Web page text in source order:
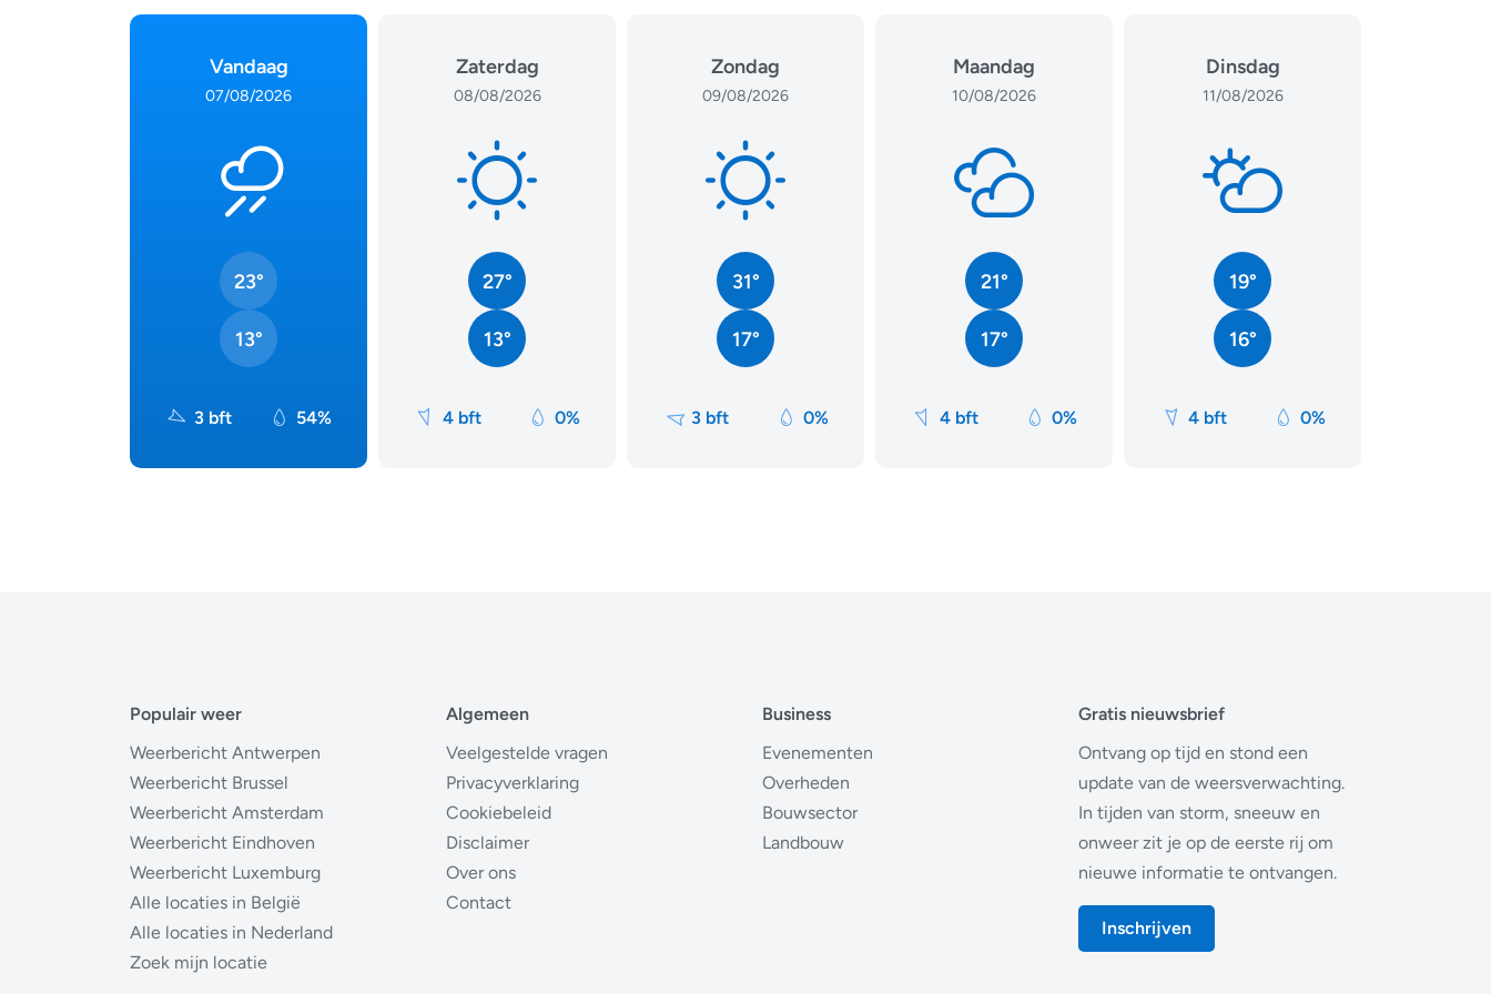
Vandaag
07/08/2026
23°
13°
3 bft 54%
Zaterdag
08/08/2026
27°
13°
4 bft 0%
Zondag
09/08/2026
31°
17°
3 bft 0%
Maandag
10/08/2026
21°
17°
4 bft 0%
Dinsdag
11/08/2026
19°
16°
4 bft 0%
Populair weer
Weerbericht Antwerpen
Weerbericht Brussel
Weerbericht Amsterdam
Weerbericht Eindhoven
Weerbericht Luxemburg
Alle locaties in België
Alle locaties in Nederland
Zoek mijn locatie
Algemeen
Veelgestelde vragen
Privacyverklaring
Cookiebeleid
Disclaimer
Over ons
Contact
Business
Evenementen
Overheden
Bouwsector
Landbouw
Gratis nieuwsbrief
Ontvang op tijd en stond een
update van de weersverwachting.
In tijden van storm, sneeuw en
onweer zit je op de eerste rij om
nieuwe informatie te ontvangen.
Inschrijven